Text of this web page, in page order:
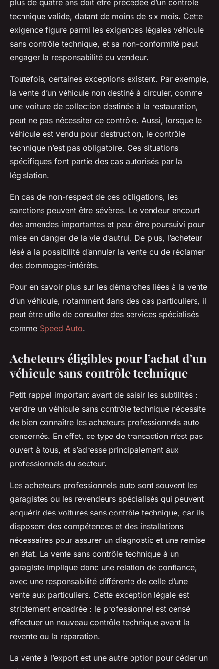
plus de quatre ans doit être précédée d’un contrôle
technique valide, datant de moins de six mois. Cette
exigence figure parmi les exigences légales véhicule
sans contrôle technique, et sa non-conformité peut
engager la responsabilité du vendeur.
Toutefois, certaines exceptions existent. Par exemple,
la vente d’un véhicule non destiné à circuler, comme
une voiture de collection destinée à la restauration,
peut ne pas nécessiter ce contrôle. Aussi, lorsque le
véhicule est vendu pour destruction, le contrôle
technique n’est pas obligatoire. Ces situations
spécifiques font partie des cas autorisés par la
législation.
En cas de non-respect de ces obligations, les
sanctions peuvent être sévères. Le vendeur encourt
des amendes importantes et peut être poursuivi pour
mise en danger de la vie d’autrui. De plus, l’acheteur
lésé a la possibilité d’annuler la vente ou de réclamer
des dommages-intérêts.
Pour en savoir plus sur les démarches liées à la vente
d’un véhicule, notamment dans des cas particuliers, il
peut être utile de consulter des services spécialisés
comme Speed Auto.
Acheteurs éligibles pour l’achat d’un
véhicule sans contrôle technique
Petit rappel important avant de saisir les subtilités :
vendre un véhicule sans contrôle technique nécessite
de bien connaître les acheteurs professionnels auto
concernés. En effet, ce type de transaction n’est pas
ouvert à tous, et s’adresse principalement aux
professionnels du secteur.
Les acheteurs professionnels auto sont souvent les
garagistes ou les revendeurs spécialisés qui peuvent
acquérir des voitures sans contrôle technique, car ils
disposent des compétences et des installations
nécessaires pour assurer un diagnostic et une remise
en état. La vente sans contrôle technique à un
garagiste implique donc une relation de confiance,
avec une responsabilité différente de celle d’une
vente aux particuliers. Cette exception légale est
strictement encadrée : le professionnel est censé
effectuer un nouveau contrôle technique avant la
revente ou la réparation.
La vente à l’export est une autre option pour céder un